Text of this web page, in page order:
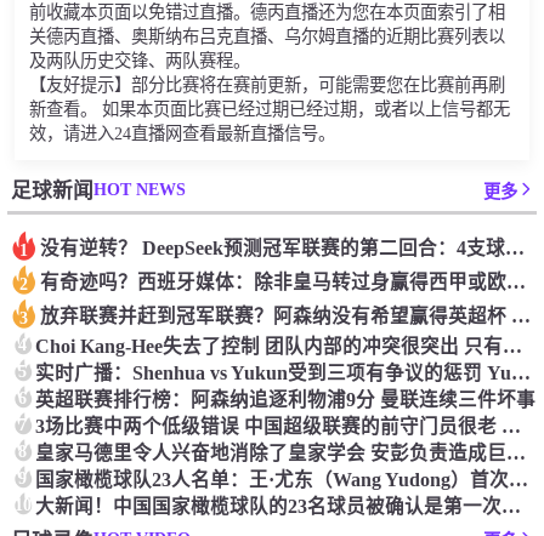
前收藏本页面以免错过直播。德丙直播还为您在本页面索引了相
关德丙直播、奥斯纳布吕克直播、乌尔姆直播的近期比赛列表以
及两队历史交锋、两队赛程。
【友好提示】部分比赛将在赛前更新，可能需要您在比赛前再刷
新查看。 如果本页面比赛已经过期已经过期，或者以上信号都无
效，请进入24直播网查看最新直播信号。
足球新闻HOT NEWS 更多
1 没有逆转？ DeepSeek预测冠军联赛的第二回合：4支球队在第一回合中获胜 枪手输了
2 有奇迹吗？西班牙媒体：除非皇马转过身赢得西甲或欧洲冠军
3 放弃联赛并赶到冠军联赛？阿森纳没有希望赢得英超杯 赢得欧洲冠军的可能性
4 Choi Kang-Hee失去了控制 团队内部的冲突很突出 只有一个人可以从水火中拯救崔孔
5 实时广播：Shenhua vs Yukun受到三项有争议的惩罚 Yukun将向中国足球联合会提出投诉
6 英超联赛排行榜：阿森纳追逐利物浦9分 曼联连续三件坏事
7 3场比赛中两个低级错误 中国超级联赛的前守门员很老 是时候让位了 最好的继任者出现
8 皇家马德里令人兴奋地消除了皇家学会 安彭负责造成巨大的灾难！
9 国家橄榄球队23人名单：王·尤东（Wang Yudong）首次被选为第11名 塞吉尼奥（Serginho）在名单上
10 大新闻！中国国家橄榄球队的23名球员被确认是第一次进入阵容